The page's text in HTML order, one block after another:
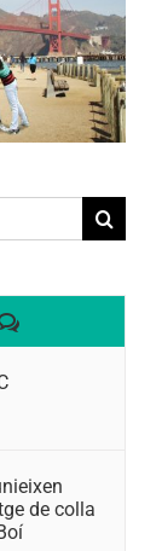
Comentaris
de colla